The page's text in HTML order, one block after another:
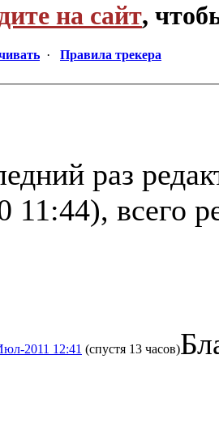
на сайт,
· Правила трекера
раз
11:44), всего
2011 12:41 (спустя 13 часов)